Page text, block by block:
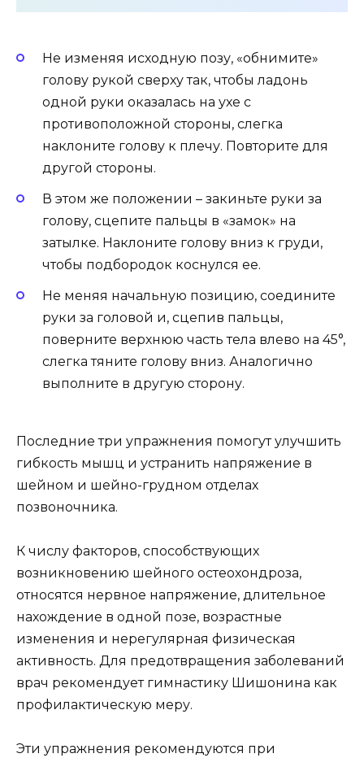
Не изменяя исходную позу, «обнимите»
голову рукой сверху так, чтобы ладонь
одной руки оказалась на ухе с
противоположной стороны, слегка
наклоните голову к плечу. Повторите для
другой стороны.
В этом же положении – закиньте руки за
голову, сцепите пальцы в «замок» на
затылке. Наклоните голову вниз к груди,
чтобы подбородок коснулся ее.
Не меняя начальную позицию, соедините
руки за головой и, сцепив пальцы,
поверните верхнюю часть тела влево на 45°,
слегка тяните голову вниз. Аналогично
выполните в другую сторону.
Последние три упражнения помогут улучшить
гибкость мышц и устранить напряжение в
шейном и шейно-грудном отделах
позвоночника.
К числу факторов, способствующих
возникновению шейного остеохондроза,
относятся нервное напряжение, длительное
нахождение в одной позе, возрастные
изменения и нерегулярная физическая
активность. Для предотвращения заболеваний
врач рекомендует гимнастику Шишонина как
профилактическую меру.
Эти упражнения рекомендуются при